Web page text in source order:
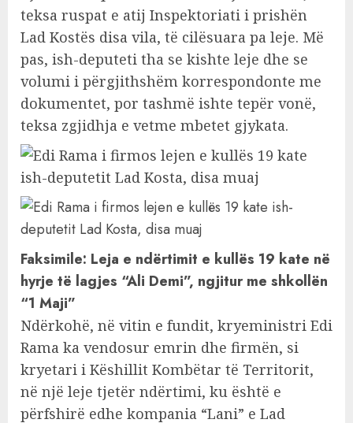
teksa ruspat e atij Inspektoriati i prishën
Lad Kostës disa vila, të cilësuara pa leje. Më
pas, ish-deputeti tha se kishte leje dhe se
volumi i përgjithshëm korrespondonte me
dokumentet, por tashmë ishte tepër vonë,
teksa zgjidhja e vetme mbetet gjykata.
Faksimile: Leja e ndërtimit e kullës 19 kate në
hyrje të lagjes “Ali Demi”, ngjitur me shkollën
“1 Maji”
Ndërkohë, në vitin e fundit, kryeministri Edi
Rama ka vendosur emrin dhe firmën, si
kryetari i Këshillit Kombëtar të Territorit,
në një leje tjetër ndërtimi, ku është e
përfshirë edhe kompania “Lani” e Lad